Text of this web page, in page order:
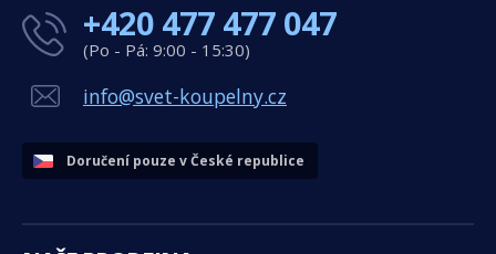
+420 477 477 047
(Po - Pá: 9:00 - 15:30)
info@svet-koupelny.cz
Doručení pouze v České republice